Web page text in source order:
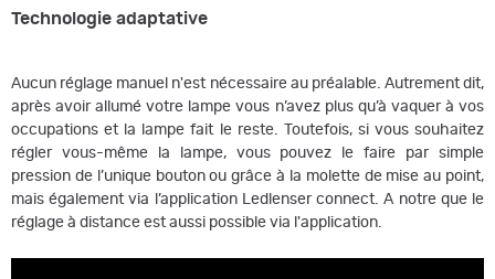
Technologie adaptative
Aucun réglage manuel n'est nécessaire au préalable. Autrement dit,
après avoir allumé votre lampe vous n’avez plus qu’à vaquer à vos
occupations et la lampe fait le reste. Toutefois, si vous souhaitez
régler vous-même la lampe, vous pouvez le faire par simple
pression de l’unique bouton ou grâce à la molette de mise au point,
mais également via l’application Ledlenser connect. A notre que le
réglage à distance est aussi possible via l'application.